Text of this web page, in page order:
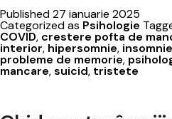
recunoști
depresia
și
să
Published27 ianuarie 2025
Categorized as Psihologie
COVID, crestere pofta de
interior, hipersomnie, insomnie
probleme de memorie,
mancare,suicid, tristete